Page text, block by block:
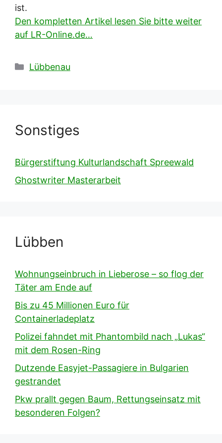
ist.
Den kompletten Artikel lesen Sie bitte weiter
auf LR-Online.de…
Kategorien
Lübbenau
Sonstiges
Bürgerstiftung Kulturlandschaft Spreewald
Ghostwriter Masterarbeit
Lübben
Wohnungseinbruch in Lieberose – so flog der
Täter am Ende auf
Bis zu 45 Millionen Euro für
Containerladeplatz
Polizei fahndet mit Phantombild nach „Lukas“
mit dem Rosen-Ring
Dutzende Easyjet-Passagiere in Bulgarien
gestrandet
Pkw prallt gegen Baum, Rettungseinsatz mit
besonderen Folgen?